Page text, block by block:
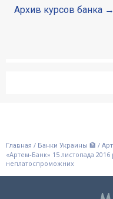
Архив курсов банка
Главная / Банки Украины 🏦 /
«Артем-Банк» 15 листопада 2016
неплатоспроможних